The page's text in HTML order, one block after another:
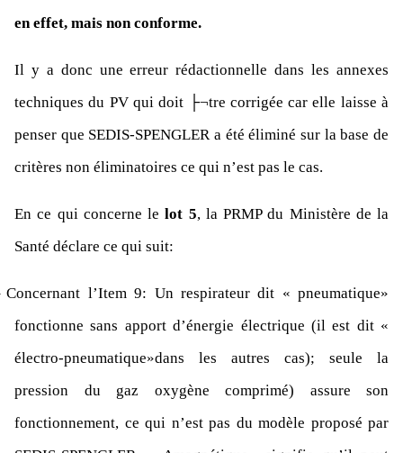
en effet, mais non conforme.
Il y a donc une erreur rédactionnelle dans les annexes
techniques du PV qui doit ├¬tre corrigée car elle laisse à
penser que SEDIS-SPENGLER a été éliminé sur la base de
critères non éliminatoires ce qui n’est pas le cas.
En ce qui concerne lelot 5, la PRMP du Ministère de la
Santé déclare ce qui suit:
Concernant l’Item 9: Un respirateur dit « pneumatique»
fonctionne sans apport d’énergie électrique (il est dit «
électro-pneumatique»dans les autres cas); seule la
pression du gaz oxygène comprimé) assure son
fonctionnement, ce qui n’est pas du modèle proposé par